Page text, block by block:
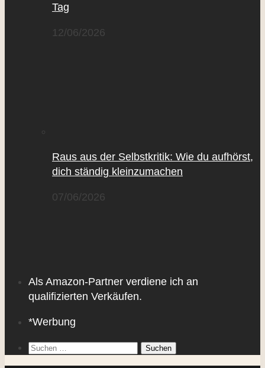
Tag
12/06/2026
Raus aus der Selbstkritik: Wie du aufhörst,
dich ständig kleinzumachen
07/06/2026
Als Amazon-Partner verdiene ich an
qualifizierten Verkäufen.
*Werbung
Suchen